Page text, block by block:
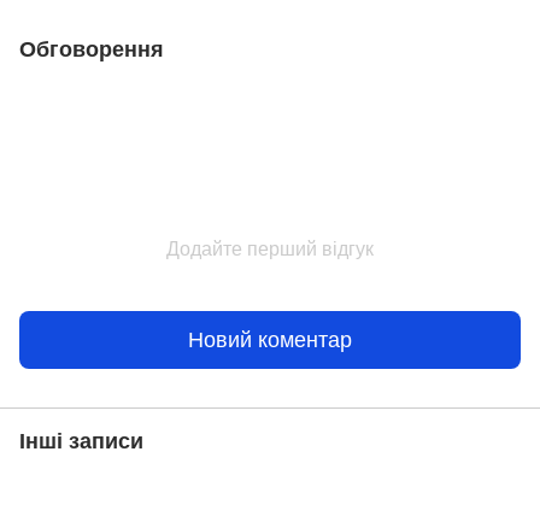
Обговорення
Додайте перший відгук
Новий коментар
Інші записи